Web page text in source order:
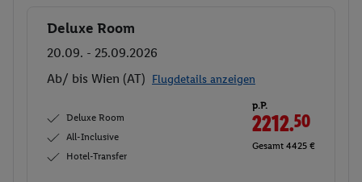
Buchen
Deluxe Room
20.09. - 25.09.2026
Ab/ bis Wien (AT) Flugdetails anzeigen
Deluxe Room
All-Inclusive
Hotel-Transfer
p.P.
2212.50
Gesamt 4425 €